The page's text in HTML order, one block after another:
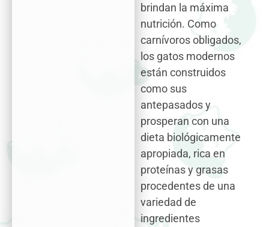
brindan la máxima
nutrición. Como
carnívoros obligados,
los gatos modernos
están construidos
como sus
antepasados ​​y
prosperan con una
dieta biológicamente
apropiada, rica en
proteínas y grasas
procedentes de una
variedad de
ingredientes